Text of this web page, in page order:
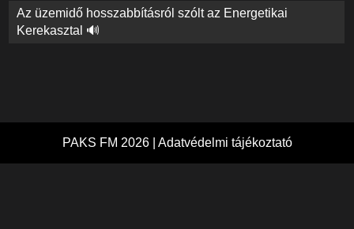
Bejegyzés
navigáció
Az üzemidő hosszabbításról szólt az Energetikai
Kerekasztal 🔊
PAKS FM 2026 | Adatvédelmi tájékoztató